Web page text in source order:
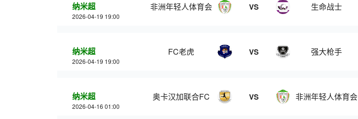
纳米超
2026-04-19 19:00
非洲年轻人体育会 VS 生命战士
纳米超
2026-04-19 19:00
FC老虎 VS 强大枪手
纳米超
2026-04-16 01:00
奥卡汉加联合FC VS 非洲年轻人体育会